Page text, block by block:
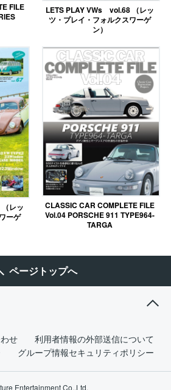
FILE
LETS PLAY VWs vol.68 （レッ
ツ・プレイ・フォルクスワーゲ
ン）
レッ
ーゲ
CLASSIC CAR COMPLETE FILE
Vol.04 PORSCHE 911 TYPE964-
TARGA
ページトップへ
せ
利用者情報の外部送信について
グループ情報セキュリティポリシー
Entertainment Co.,Ltd.